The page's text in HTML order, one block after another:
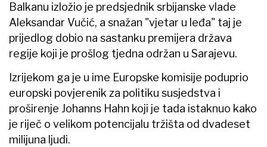
Balkanu izložio je predsjednik srbijanske vlade
Aleksandar Vučić, a snažan "vjetar u leđa" taj je
prijedlog dobio na sastanku premijera država
regije koji je prošlog tjedna održan u Sarajevu.
Izrijekom ga je u ime Europske komisije poduprio
europski povjerenik za politiku susjedstva i
proširenje Johanns Hahn koji je tada istaknuo kako
je riječ o velikom potencijalu tržišta od dvadeset
milijuna ljudi.